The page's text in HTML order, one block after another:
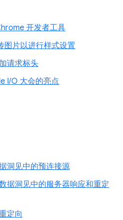
开发者工具
图片以进行样式设置
请求标头
I/O 大会的亮点
洞见中的预连接源
据洞见中的服务器响应和重定
定向